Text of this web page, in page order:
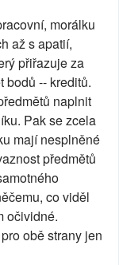
morálku
až s apatií,
přiřazuje za
bodů -- kreditů.
naplnit
Pak se zcela
mají nesplněné
předmětů
co viděl
očividné.
obě strany jen